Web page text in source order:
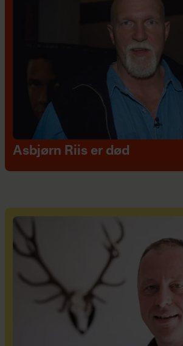
Asbjørn Riis er død